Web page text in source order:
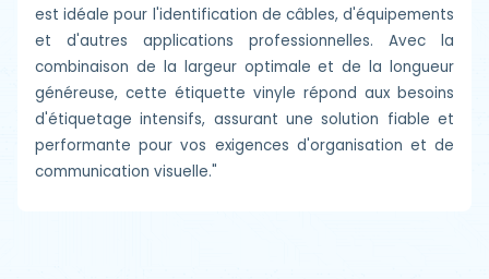
est idéale pour l'identification de câbles, d'équipements
et d'autres applications professionnelles. Avec la
combinaison de la largeur optimale et de la longueur
généreuse, cette étiquette vinyle répond aux besoins
d'étiquetage intensifs, assurant une solution fiable et
performante pour vos exigences d'organisation et de
communication visuelle."